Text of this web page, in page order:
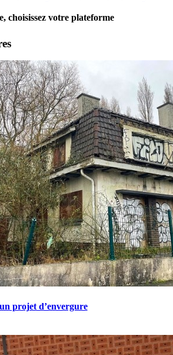
choisissez votre plateforme
projet d’envergure